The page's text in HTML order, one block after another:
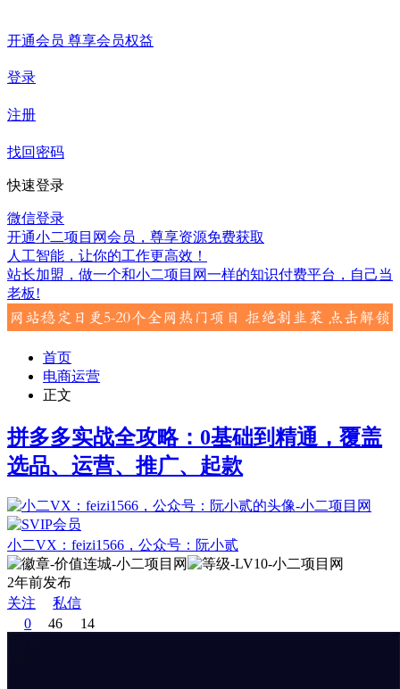
开通会员 尊享会员权益
登录
注册
找回密码
快速登录
微信登录
开通小二项目网会员，尊享资源免费获取
人工智能，让你的工作更高效！
站长加盟，做一个和小二项目网一样的知识付费平台，自己当
老板!
首页
电商运营
正文
拼多多实战全攻略：0基础到精通，覆盖
选品、运营、推广、起款
小二VX：feizi1566，公众号：阮小贰
2年前发布
关注
私信
0
46 14